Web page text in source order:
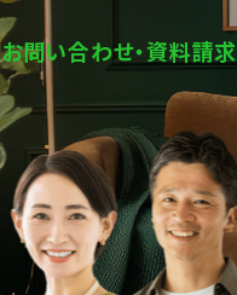
お問い合わせ・資料請求